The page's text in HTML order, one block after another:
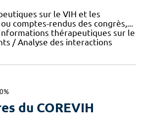
sur le VIH et les
comptes-rendus des congrès,...
thérapeutiques sur le
/ Analyse des interactions
du COREVIH